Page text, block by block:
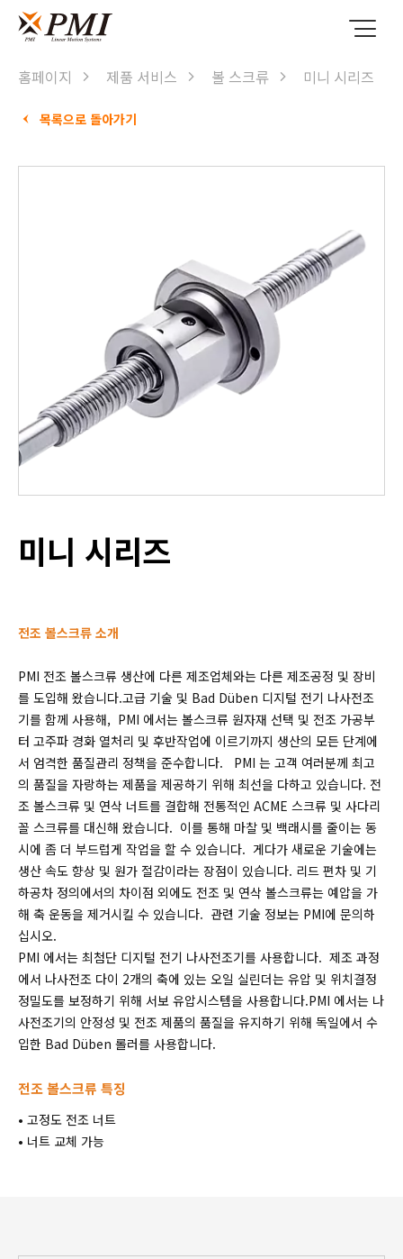
홈페이지 제품 서비스 볼 스크류 미니 시리즈
목록으로 돌아가기
미니 시리즈
전조 볼스크류 소개
PMI 전조 볼스크류 생산에 다른 제조업체와는 다른 제조공정 및 장비
를 도입해 왔습니다.고급 기술 및 Bad Düben 디지털 전기 나사전조
기를 함께 사용해, PMI 에서는 볼스크류 원자재 선택 및 전조 가공부
터 고주파 경화 열처리 및 후반작업에 이르기까지 생산의 모든 단계에
서 엄격한 품질관리 정책을 준수합니다. PMI 는 고객 여러분께 최고
의 품질을 자랑하는 제품을 제공하기 위해 최선을 다하고 있습니다. 전
조 볼스크류 및 연삭 너트를 결합해 전통적인 ACME 스크류 및 사다리
꼴 스크류를 대신해 왔습니다. 이를 통해 마찰 및 백래시를 줄이는 동
시에 좀 더 부드럽게 작업을 할 수 있습니다. 게다가 새로운 기술에는
생산 속도 향상 및 원가 절감이라는 장점이 있습니다. 리드 편차 및 기
하공차 정의에서의 차이점 외에도 전조 및 연삭 볼스크류는 예압을 가
해 축 운동을 제거시킬 수 있습니다. 관련 기술 정보는 PMI에 문의하
십시오.
PMI 에서는 최첨단 디지털 전기 나사전조기를 사용합니다. 제조 과정
에서 나사전조 다이 2개의 축에 있는 오일 실린더는 유압 및 위치결정
정밀도를 보정하기 위해 서보 유압시스템을 사용합니다.PMI 에서는 나
사전조기의 안정성 및 전조 제품의 품질을 유지하기 위해 독일에서 수
입한 Bad Düben 롤러를 사용합니다.
전조 볼스크류 특징
• 고정도 전조 너트
• 너트 교체 가능